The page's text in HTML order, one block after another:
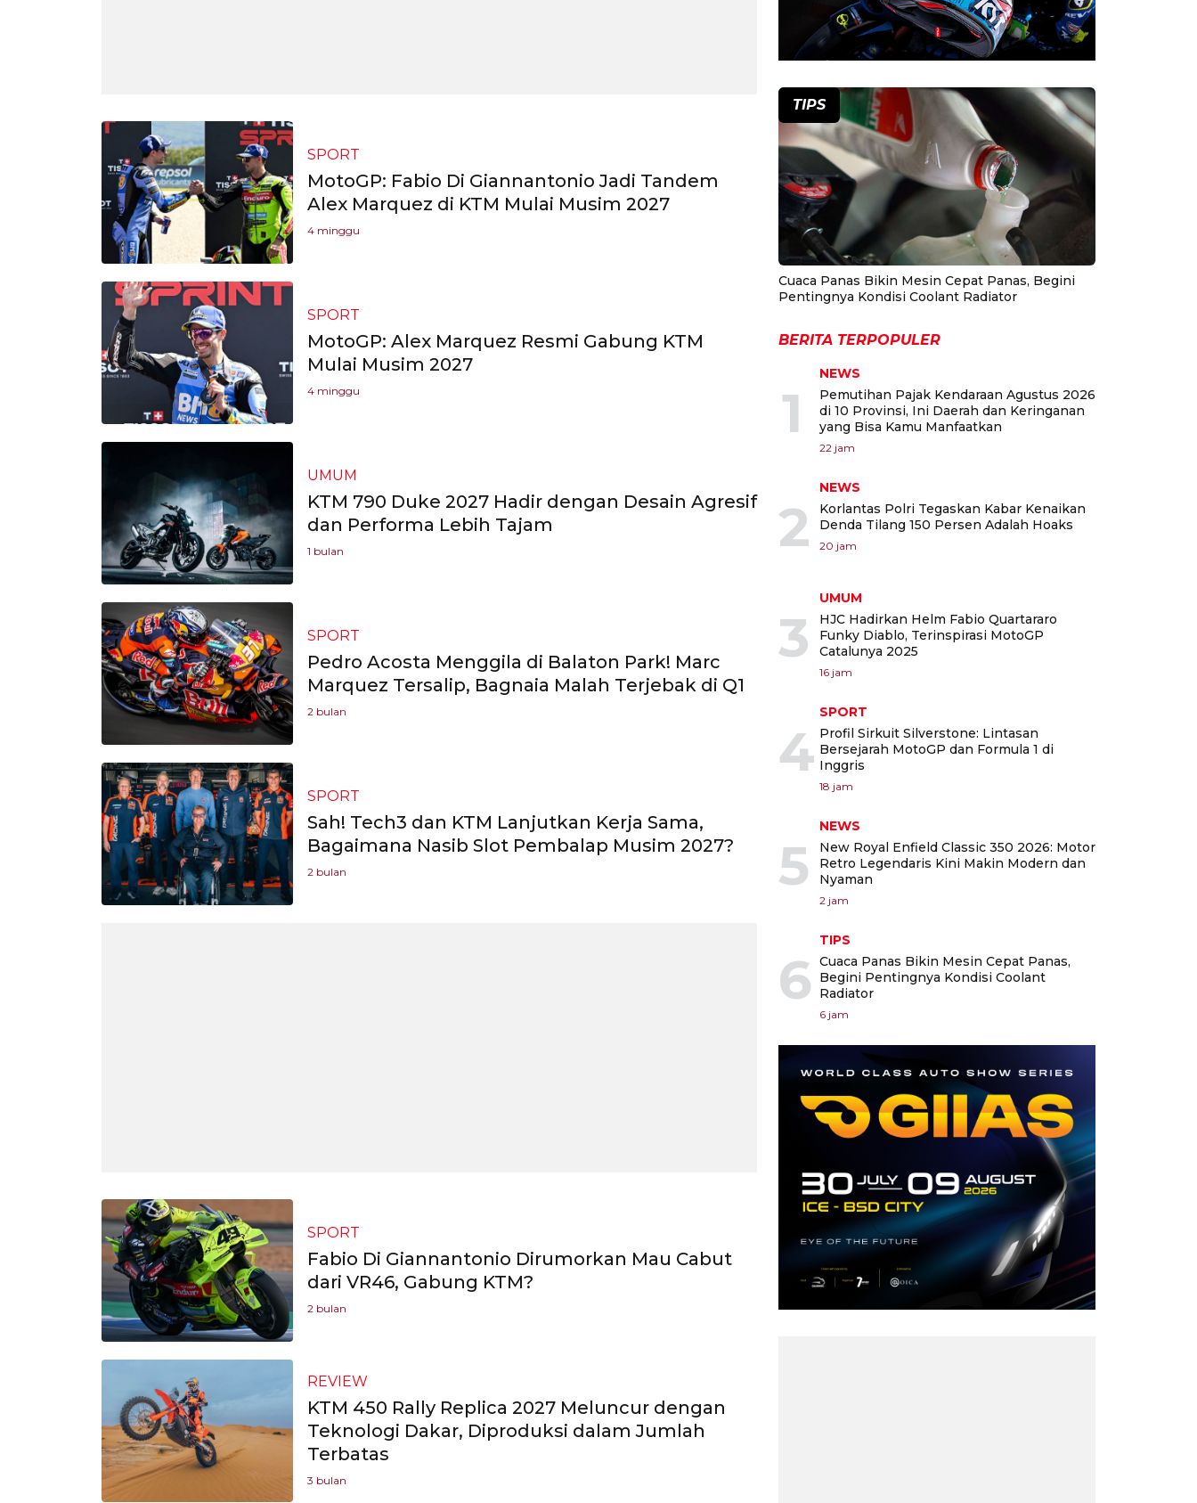
SPORT
MotoGP: Fabio Di Giannantonio Jadi Tandem
Alex Marquez di KTM Mulai Musim 2027
4 minggu
SPORT
MotoGP: Alex Marquez Resmi Gabung KTM
Mulai Musim 2027
4 minggu
UMUM
KTM 790 Duke 2027 Hadir dengan Desain Agresif
dan Performa Lebih Tajam
1 bulan
SPORT
Pedro Acosta Menggila di Balaton Park! Marc
Marquez Tersalip, Bagnaia Malah Terjebak di Q1
2 bulan
SPORT
Sah! Tech3 dan KTM Lanjutkan Kerja Sama,
Bagaimana Nasib Slot Pembalap Musim 2027?
2 bulan
SPORT
Fabio Di Giannantonio Dirumorkan Mau Cabut
dari VR46, Gabung KTM?
2 bulan
REVIEW
KTM 450 Rally Replica 2027 Meluncur dengan
Teknologi Dakar, Diproduksi dalam Jumlah
Terbatas
3 bulan
TIPS
Cuaca Panas Bikin Mesin Cepat Panas, Begini
Pentingnya Kondisi Coolant Radiator
BERITA TERPOPULER
1
NEWS
Pemutihan Pajak Kendaraan Agustus 2026
di 10 Provinsi, Ini Daerah dan Keringanan
yang Bisa Kamu Manfaatkan
22 jam
2
NEWS
Korlantas Polri Tegaskan Kabar Kenaikan
Denda Tilang 150 Persen Adalah Hoaks
20 jam
3
UMUM
HJC Hadirkan Helm Fabio Quartararo
Funky Diablo, Terinspirasi MotoGP
Catalunya 2025
16 jam
4
SPORT
Profil Sirkuit Silverstone: Lintasan
Bersejarah MotoGP dan Formula 1 di
Inggris
18 jam
5
NEWS
New Royal Enfield Classic 350 2026: Motor
Retro Legendaris Kini Makin Modern dan
Nyaman
2 jam
6
TIPS
Cuaca Panas Bikin Mesin Cepat Panas,
Begini Pentingnya Kondisi Coolant
Radiator
6 jam